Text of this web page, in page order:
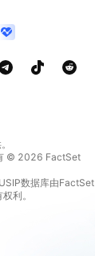
© 2026 FactSet
数据库由FactSet
利。